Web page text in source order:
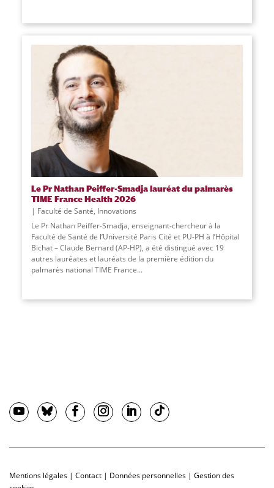
Le Pr Nathan Peiffer-Smadja lauréat du palmarès
TIME France Health 2026
Faculté de Santé, Innovations
Le Pr Nathan Peiffer-Smadja, enseignant-chercheur à la
Faculté de Santé de l’Université Paris Cité et PU-PH à l’Hôpital
Bichat – Claude Bernard (AP-HP), a été distingué avec 19
autres lauréates et lauréats de la première édition du
palmarès national TIME France...
Mentions légales | Contact | Données personnelles | Gestion des